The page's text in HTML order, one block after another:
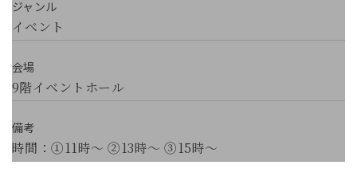
ジャンル
イベント
会場
9階イベントホール
備考
時間：①11時～ ②13時～ ③15時～